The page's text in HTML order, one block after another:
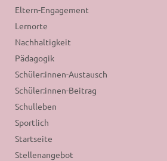
Eltern-Engagement
Lernorte
Nachhaltigkeit
Pädagogik
Schüler:innen-Austausch
Schüler:innen-Beitrag
Schulleben
Sportlich
Startseite
Stellenangebot